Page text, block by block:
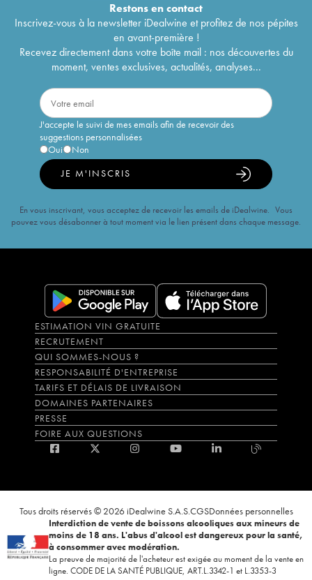
Restons encontact
Inscrivez-vous à la newsletter iDealwine et profitez de nos pépites
en avant-première !
Recevez directement dans votre boîte mail : nos découvertes du
moment, ventes exclusives, actualités, analyses...
J'accepte le suivi de mes emails afin de recevoir des
suggestions personnalisées
Oui
Non
JE M'INSCRIS
En vous inscrivant, vous acceptez de recevoir les emails de iDealwine. Vous
pouvez vous désabonner à tout moment via le lien présent dans chaque message.
ESTIMATION VIN GRATUITE
RECRUTEMENT
QUI SOMMES-NOUS ?
RESPONSABILITÉ D'ENTREPRISE
TARIFS ET DÉLAIS DE LIVRAISON
DOMAINES PARTENAIRES
PRESSE
FOIRE AUX QUESTIONS
Tous droits réservés © 2026 iDealwine S.A.S.CGSDonnées personnelles
Interdiction de vente de boissons alcooliques aux mineurs de
moins de 18 ans. L'abus d'alcool est dangereux pour la santé,
à consommer avec modération.
La preuve de majorité de l'acheteur est exigée au moment de la vente en
ligne. CODE DE LA SANTÉ PUBLIQUE, ART.L.3342-1 et L.3353-3